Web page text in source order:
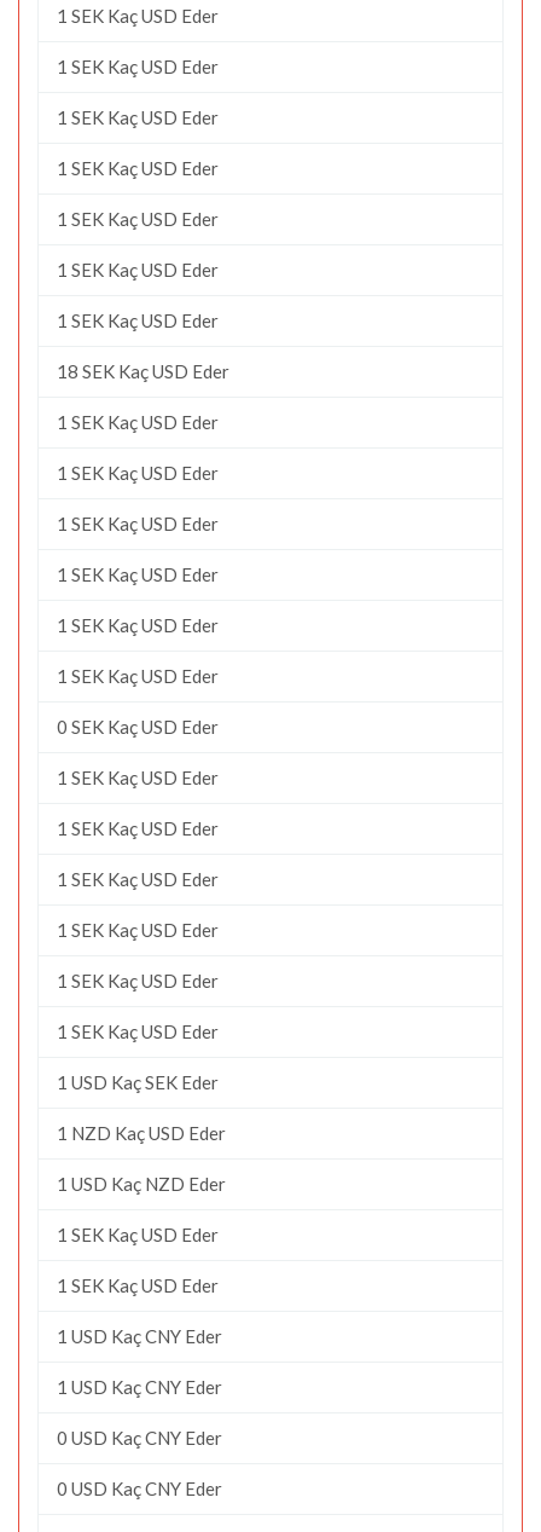
1 SEK Kaç USD Eder
1 SEK Kaç USD Eder
1 SEK Kaç USD Eder
1 SEK Kaç USD Eder
1 SEK Kaç USD Eder
1 SEK Kaç USD Eder
1 SEK Kaç USD Eder
18 SEK Kaç USD Eder
1 SEK Kaç USD Eder
1 SEK Kaç USD Eder
1 SEK Kaç USD Eder
1 SEK Kaç USD Eder
1 SEK Kaç USD Eder
1 SEK Kaç USD Eder
0 SEK Kaç USD Eder
1 SEK Kaç USD Eder
1 SEK Kaç USD Eder
1 SEK Kaç USD Eder
1 SEK Kaç USD Eder
1 SEK Kaç USD Eder
1 SEK Kaç USD Eder
1 USD Kaç SEK Eder
1 NZD Kaç USD Eder
1 USD Kaç NZD Eder
1 SEK Kaç USD Eder
1 SEK Kaç USD Eder
1 USD Kaç CNY Eder
1 USD Kaç CNY Eder
0 USD Kaç CNY Eder
0 USD Kaç CNY Eder